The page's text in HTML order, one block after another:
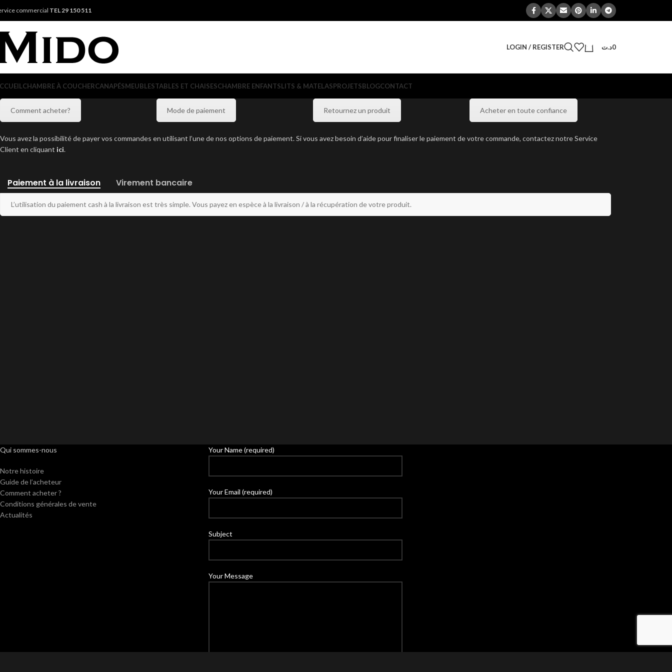
commercial TEL 29 150 511
LOGIN / REGISTER 0د.ت
CHAMBRE À COUCHERCANAPÉSMEUBLESTABLES ET CHAISESCHAMBRE ENFANTSLITS & MATELASPROJETSBLOGCONTACT
Comment acheter? Mode de paiement Retournez un produit Acheter en toute confiance
Vous avez la possibilité de payer vos commandes en utilisant l’une de nos options de paiement. Si vous avez besoin d’aide pour finaliser le paiement de votre commande, contactez notre Service
Client en cliquant ici.
Paiement à la livraison Virement bancaire
L’utilisation du paiement cash à la livraison est très simple. Vous payez en espèce à la livraison / à la récupération de votre produit.
Qui sommes-nous
Notre histoire
Guide de l’acheteur
Comment acheter ?
Conditions générales de vente
Actualités
Your Name (required)
Your Email (required)
Subject
Your Message